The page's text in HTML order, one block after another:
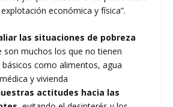
económica y física”.
las situaciones de pobreza
son muchos los que no tienen
como alimentos, agua
y vivienda
actitudes hacia las